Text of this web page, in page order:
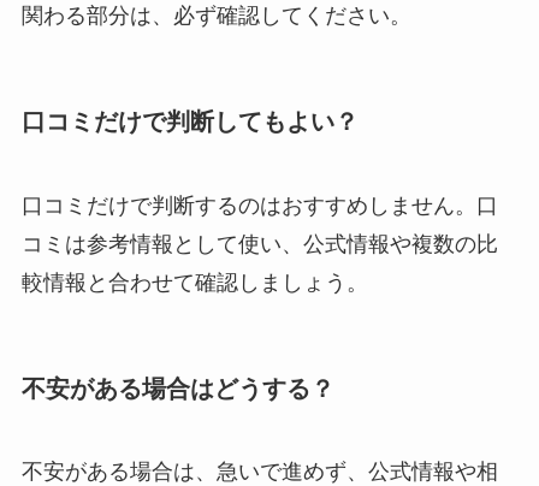
関わる部分は、必ず確認してください。
口コミだけで判断してもよい？
口コミだけで判断するのはおすすめしません。口
コミは参考情報として使い、公式情報や複数の比
較情報と合わせて確認しましょう。
不安がある場合はどうする？
不安がある場合は、急いで進めず、公式情報や相